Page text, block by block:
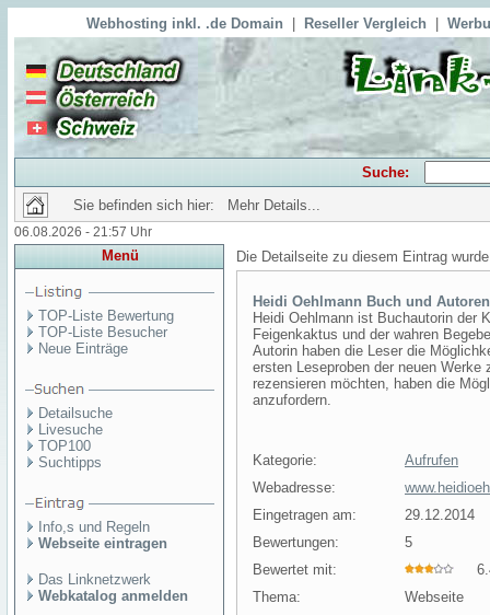
Webhosting inkl. .de Domain Reseller Vergleich
Suche:
Sie befinden sich hier: Mehr Details...
06.08.2026 - 21:57 Uhr
Menü
TOP-Liste Bewertung
TOP-Liste Besucher
Neue Einträge
Detailsuche
Livesuche
TOP100
Suchtipps
Info,s und Regeln
Webseite eintragen
Das Linknetzwerk
Webkatalog anmelden
Die Detailseite zu diesem Eintrag
Heidi Oehlmann Buch und
Heidi Oehlmann ist Buchautorin der
Feigenkaktus und der wahren
Autorin haben die Leser die
ersten Leseproben der neuen
rezensieren möchten, haben die
anzufordern.
Kategorie:
Aufrufen
Webadresse:
Eingetragen am:
29.12.2014
Bewertungen:
5
Bewertet mit:
Thema:
Webseite